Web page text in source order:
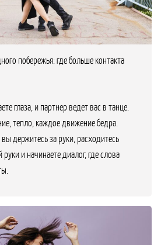
побережья: где больше контакта
глаза, и партнер ведет вас в танце.
тепло, каждое движение бедра.
держитесь за руки, расходитесь
и начинаете диалог, где слова